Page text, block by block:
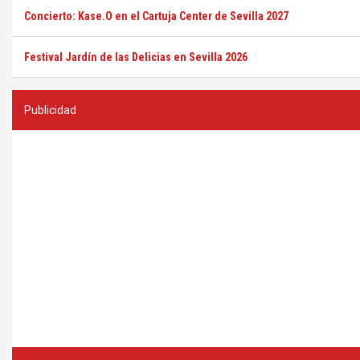
Concierto: Kase.O en el Cartuja Center de Sevilla 2027
Festival Jardín de las Delicias en Sevilla 2026
Publicidad